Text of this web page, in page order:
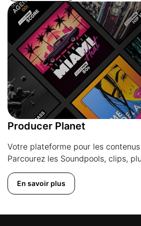
Producer Planet
Votre plateforme pour les
Parcourez les Soundpools, clips,
En savoir plus